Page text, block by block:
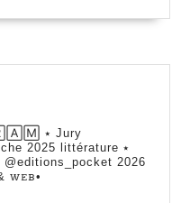
⭑ Jury
2025 littérature ⭑
2026
ꮃꭼᏼ•